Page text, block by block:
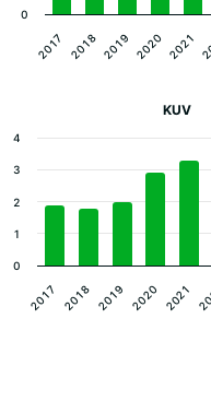
2017 2018 2019 2020 2021
0
KUV
2017 2018 2019 2020 2021
0
1
2
3
4